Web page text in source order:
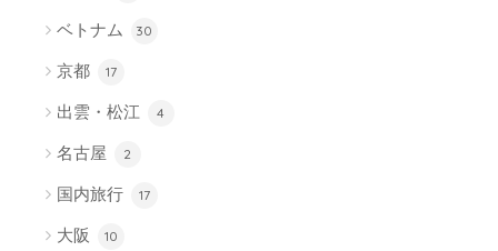
ベトナム 30
京都 17
出雲・松江 4
名古屋 2
国内旅行 17
大阪 10